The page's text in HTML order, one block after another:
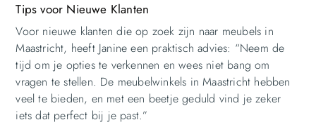
Tips voor Nieuwe Klanten
Voor nieuwe klanten die op zoek zijn naar meubels in
Maastricht, heeft Janine een praktisch advies: “Neem de
tijd om je opties te verkennen en wees niet bang om
vragen te stellen. De meubelwinkels in Maastricht hebben
veel te bieden, en met een beetje geduld vind je zeker
iets dat perfect bij je past.”